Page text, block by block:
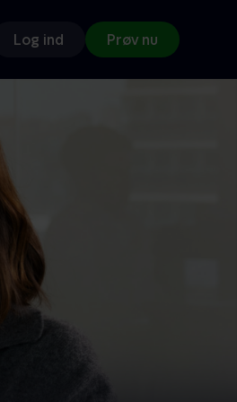
Log ind Prøv nu